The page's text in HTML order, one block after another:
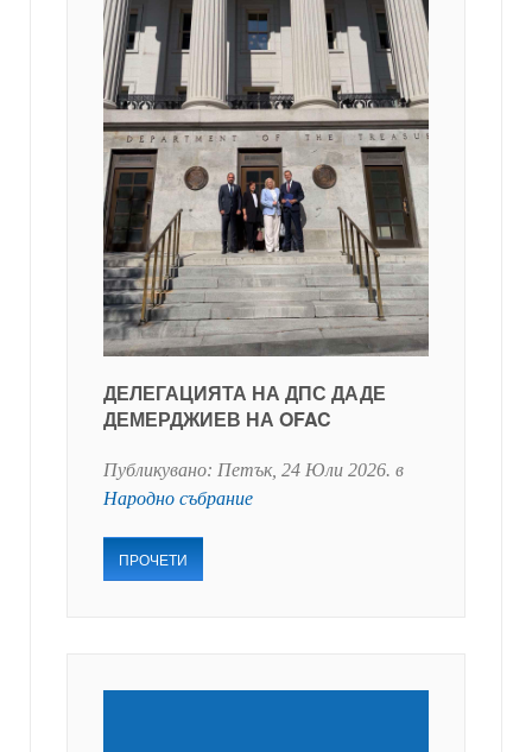
ДЕЛЕГАЦИЯТА НА ДПС ДАДЕ
ДЕМЕРДЖИЕВ НА OFAC
Публикувано: Петък, 24 Юли 2026. в
Народно събрание
ПРОЧЕТИ